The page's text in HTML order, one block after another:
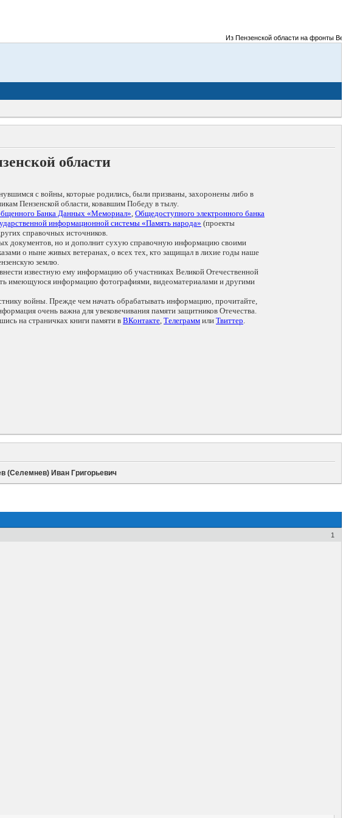
Из Пензенской области на фронты Великой
области
с войны, которые родились, были призваны, захоронены либо в
Пензенской области, ковавшим Победу в тылу.
Банка Данных «Мемориал», Общедоступного электронного банка
информационной системы «Память народа» (проекты
справочных источников.
документов, но и дополнит сухую справочную информацию своими
о ныне живых ветеранах, о всех тех, кто защищал в лихие годы наше
землю.
известную ему информацию об участниках Великой Отечественной
имеющуюся информацию фотографиями, видеоматериалами и другими
войны. Прежде чем начать обрабатывать информацию, прочитайте,
очень важна для увековечивания памяти защитников Отечества.
на страничках книги памяти в ВКонтакте, Телеграмм или Твиттер.
(Селемнев) Иван Григорьевич
1